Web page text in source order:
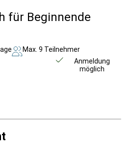
für Beginnende
Max. 9 Teilnehmer
Anmeldung
möglich